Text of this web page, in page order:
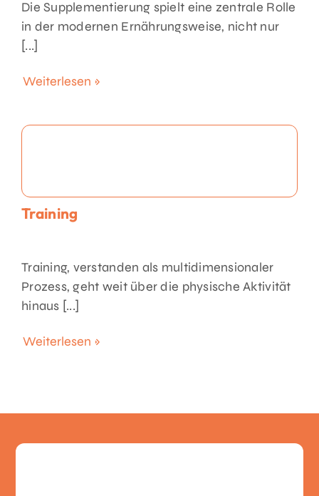
Die Supplementierung spielt eine zentrale Rolle
in der modernen Ernährungsweise, nicht nur
[...]
Weiterlesen »
Training
Training, verstanden als multidimensionaler
Prozess, geht weit über die physische Aktivität
hinaus [...]
Weiterlesen »